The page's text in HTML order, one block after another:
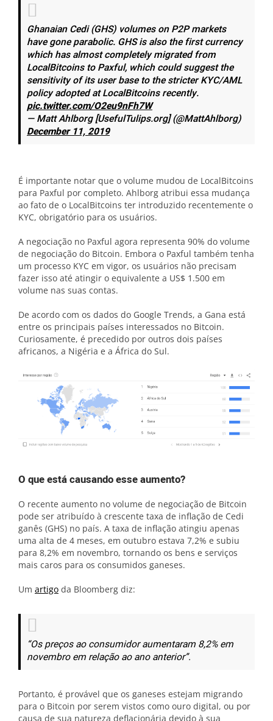
Ghanaian Cedi (GHS) volumes on P2P markets
have gone parabolic. GHS is also the first currency
which has almost completely migrated from
LocalBitcoins to Paxful, which could suggest the
sensitivity of its user base to the stricter KYC/AML
policy adopted at LocalBitcoins recently.
pic.twitter.com/O2eu9nFh7W
— Matt Ahlborg [UsefulTulips.org] (@MattAhlborg)
December 11, 2019
É importante notar que o volume mudou de LocalBitcoins
para Paxful por completo. Ahlborg atribui essa mudança
ao fato de o LocalBitcoins ter introduzido recentemente o
KYC, obrigatório para os usuários.
A negociação no Paxful agora representa 90% do volume
de negociação do Bitcoin. Embora o Paxful também tenha
um processo KYC em vigor, os usuários não precisam
fazer isso até atingir o equivalente a US$ 1.500 em
volume nas suas contas.
De acordo com os dados do Google Trends, a Gana está
entre os principais países interessados no Bitcoin.
Curiosamente, é precedido por outros dois países
africanos, a Nigéria e a África do Sul.
O que está causando esse aumento?
O recente aumento no volume de negociação de Bitcoin
pode ser atribuído à crescente taxa de inflação de Cedi
ganês (GHS) no país. A taxa de inflação atingiu apenas
uma alta de 4 meses, em outubro estava 7,2% e subiu
para 8,2% em novembro, tornando os bens e serviços
mais caros para os consumidos ganeses.
Um artigo da Bloomberg diz:
“Os preços ao consumidor aumentaram 8,2% em
novembro em relação ao ano anterior”.
Portanto, é provável que os ganeses estejam migrando
para o Bitcoin por serem vistos como ouro digital, ou por
causa de sua natureza deflacionária devido à sua